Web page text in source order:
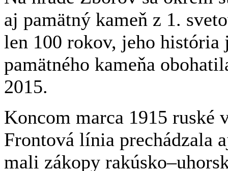
aj pamätný kameň z 1.
len 100 rokov, jeho
pamätného kameňa
2015.
Koncom marca 1915 ruské
Frontová línia prechádzala
mali zákopy